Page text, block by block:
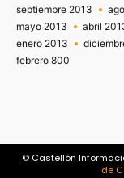
septiembre 2013
mayo 2013
abril
enero 2013
febrero 800
© Castellón
de